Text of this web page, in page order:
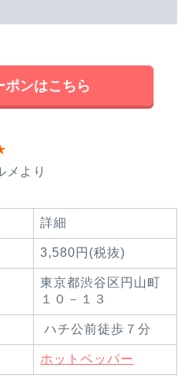
ポンはこちら
メより
詳細
3,580円(税抜)
東京都渋谷区円山町
１０－１３
ハチ公前徒歩７分
ホットペッパー